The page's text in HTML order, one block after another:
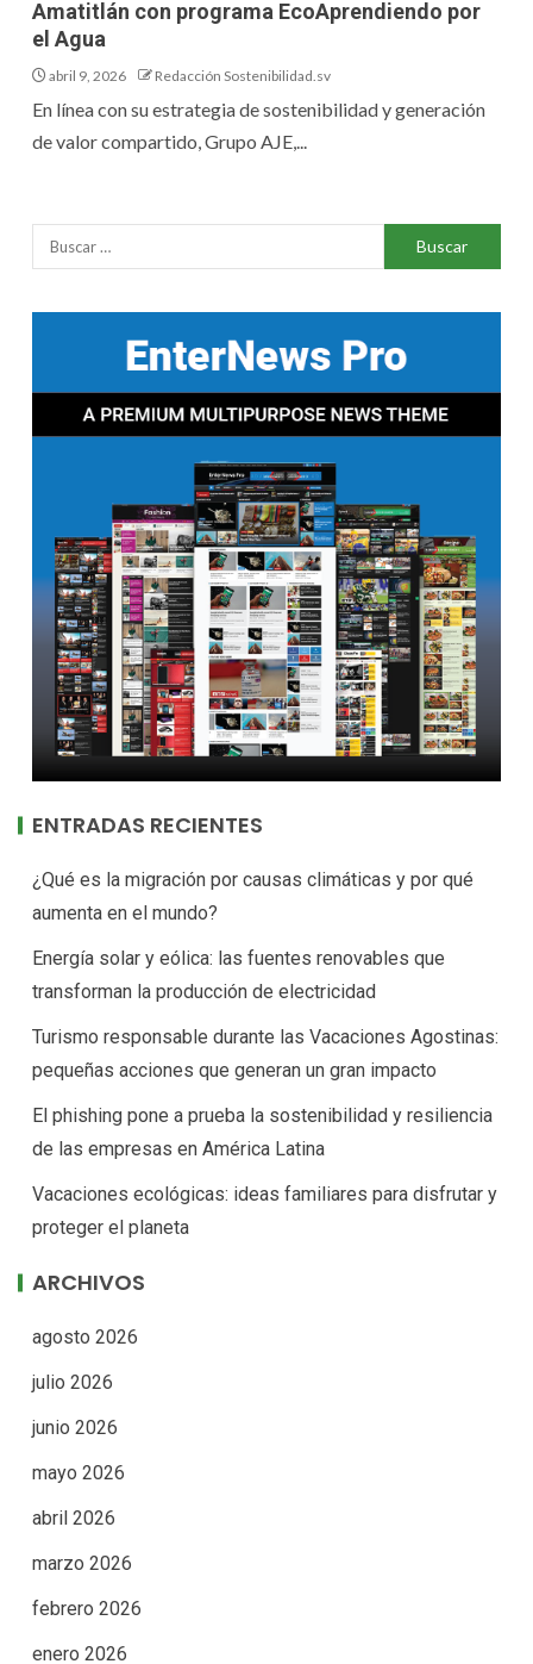
Amatitlán con programa EcoAprendiendo por
el Agua
abril 9, 2026 Redacción Sostenibilidad.sv
En línea con su estrategia de sostenibilidad y generación
de valor compartido, Grupo AJE,...
ENTRADAS RECIENTES
¿Qué es la migración por causas climáticas y por qué
aumenta en el mundo?
Energía solar y eólica: las fuentes renovables que
transforman la producción de electricidad
Turismo responsable durante las Vacaciones Agostinas:
pequeñas acciones que generan un gran impacto
El phishing pone a prueba la sostenibilidad y resiliencia
de las empresas en América Latina
Vacaciones ecológicas: ideas familiares para disfrutar y
proteger el planeta
ARCHIVOS
agosto 2026
julio 2026
junio 2026
mayo 2026
abril 2026
marzo 2026
febrero 2026
enero 2026